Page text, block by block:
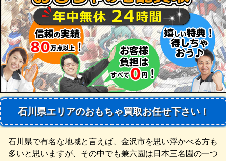
石川県エリアのおもちゃ買取お任せ下さい！
石川県で有名な地域と言えば、金沢市を思い浮かべる方も
多いと思いますが、その中でも兼六園は日本三名園の一つ